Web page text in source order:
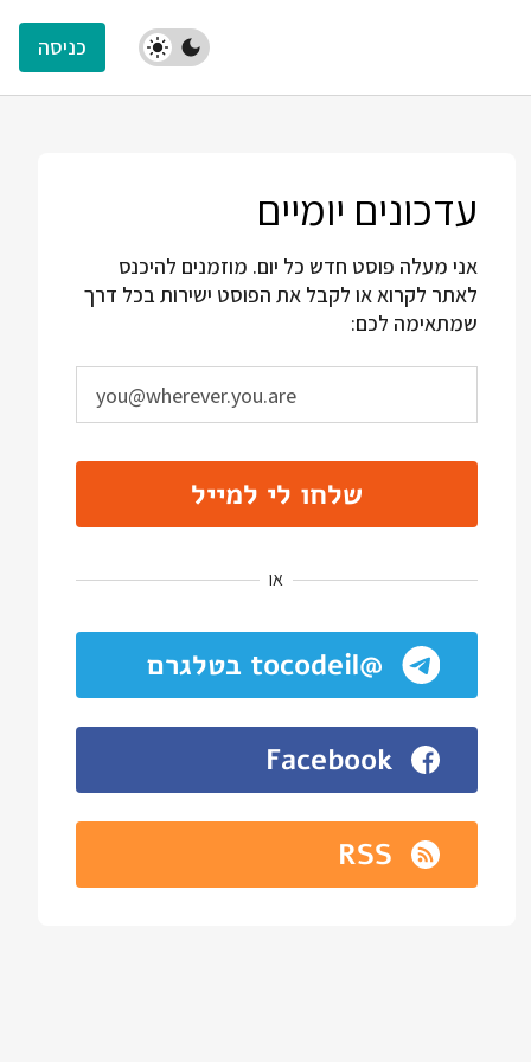
כניסה
עדכונים יומיים
אני מעלה פוסט חדש כל יום. מוזמנים להיכנס
לאתר לקרוא או לקבל את הפוסט ישירות בכל דרך
שמתאימה לכם:
שלחו לי למייל
או
@tocodeil בטלגרם
Facebook
RSS